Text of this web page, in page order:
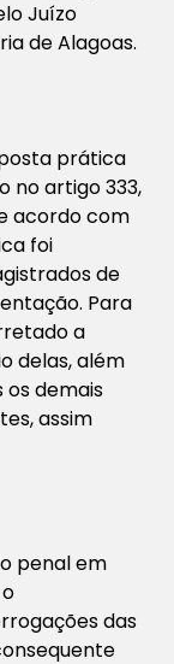
Juízo
de Alagoas.
prática
no artigo 333,
acordo com
foi
de
Para
a
delas, além
demais
assim
penal em
das